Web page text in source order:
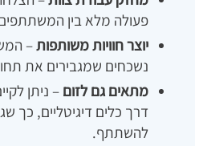
פעולה מלא בין
יוצר חוויות משותפות–
נשכחים שמגבירים את
מתאים גם לזום – ניתן
דרך כלים דיגיטליים, כך
להשתתף.